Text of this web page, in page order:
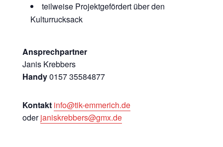
teilweise Projektgefördert über den
Kulturrucksack
Ansprechpartner
Janis Krebbers
Handy0157 35584877
Kontakt info@tik-emmerich.de
oderjaniskrebbers@gmx.de